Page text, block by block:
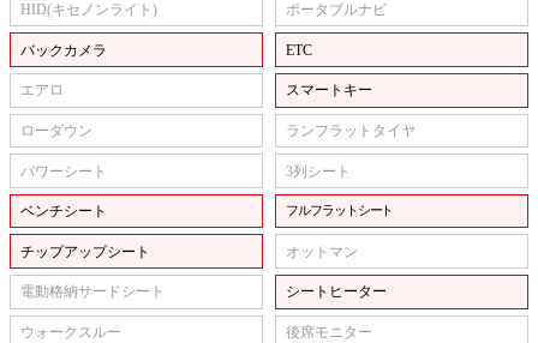
HID(キセノンライト) ポータブルナビ
バックカメラ ETC
エアロ スマートキー
ローダウン ランフラットタイヤ
パワーシート 3列シート
ベンチシート フルフラットシート
チップアップシート オットマン
電動格納サードシート シートヒーター
ウォークスルー 後席モニター